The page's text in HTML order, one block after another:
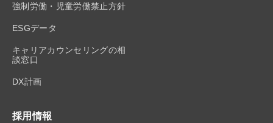
強制労働・児童労働禁止方針
ESGデータ
キャリアカウンセリングの相
談窓口
DX計画
採用情報